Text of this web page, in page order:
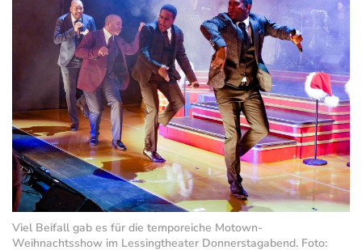
Viel Beifall gab es für die temporeiche Motown-
Weihnachtsshow im Lessingtheater Donnerstagabend. Foto: